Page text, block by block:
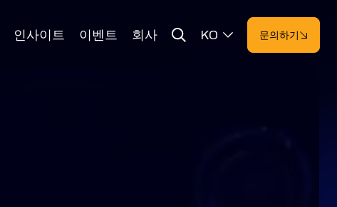
인사이트 이벤트 회사 KO 문의하기